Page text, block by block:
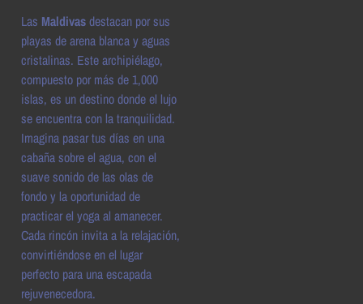
Las Maldivasdestacan por sus
playas de arena blanca y aguas
cristalinas. Este archipiélago,
compuesto por más de 1,000
islas, es un destino donde el lujo
se encuentra con la tranquilidad.
Imagina pasar tus días en una
cabaña sobre el agua, con el
suave sonido de las olas de
fondo y la oportunidad de
practicar el yoga al amanecer.
Cada rincón invita a la relajación,
convirtiéndose en el lugar
perfecto para una escapada
rejuvenecedora.